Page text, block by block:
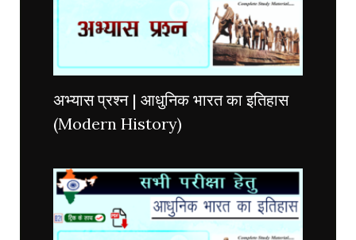
अभ्यास प्रश्न | आधुनिक भारत का इतिहास
(Modern History)